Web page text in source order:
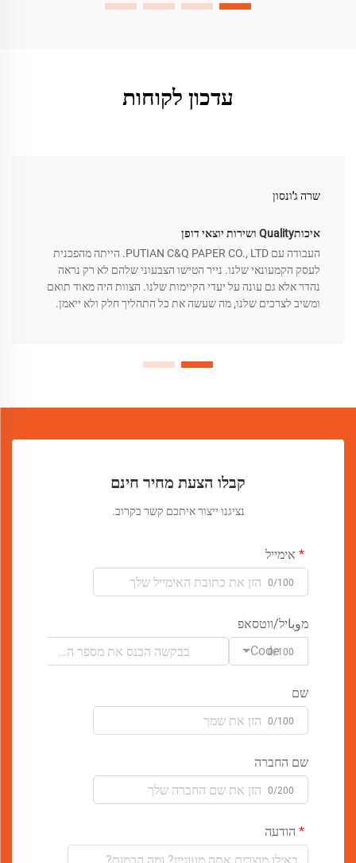
עדכון לקוחות
שרה ג'ונסון
איכותQuality ושירות יוצאי דופן
העבודה עם PUTIAN C&Q PAPER CO., LTD. הייתה מהפכנית
לעסק הקמעונאי שלנו. נייר הטישו הצבעוני שלהם לא רק נראה
נהדר אלא גם עונה על יעדי הקיימות שלנו. הצוות היה מאוד תואם
ומשיב לצרכים שלנו, מה שעשה את כל התהליך חלק ולא ייאמן.
קבלו הצעת מחיר חינם
נציגנו ייצור איתכם קשר בקרוב.
אימייל
0/100
מوباיל/ווטסאפ
Code0/100
שם
0/100
שם החברה
0/200
הודעה